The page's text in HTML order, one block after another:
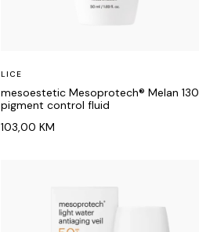
LICE
mesoestetic Mesoprotech® Melan 130
pigment control fluid
103,00 KM